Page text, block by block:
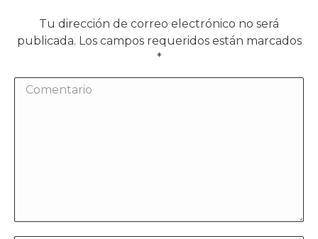
Tu dirección de correo electrónico no será
publicada. Los campos requeridos están marcados
*
Comentario